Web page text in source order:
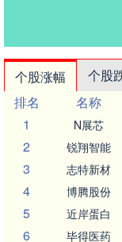
个股涨幅 个股
排名
名称
1
N展芯
2 锐翔智能
3 志特新材
4 博腾股份
5 近岸蛋白
6 毕得医药